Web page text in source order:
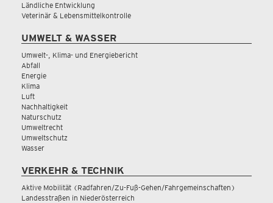
Ländliche Entwicklung
Veterinär & Lebensmittelkontrolle
UMWELT & WASSER
Umwelt-, Klima- und Energiebericht
Abfall
Energie
Klima
Luft
Nachhaltigkeit
Naturschutz
Umweltrecht
Umweltschutz
Wasser
VERKEHR & TECHNIK
Aktive Mobilität (Radfahren/Zu-Fuß-Gehen/Fahrgemeinschaften)
Landesstraßen in Niederösterreich